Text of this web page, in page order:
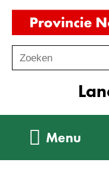
o
Zoeken
Menu